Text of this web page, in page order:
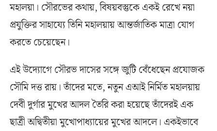
মহালয়া। সৌরভের কথায়, বিষয়বস্তুকে একই রেখে নয়া
প্রযুক্তির সাহায্যে তিনি মহালয়ায় আন্তর্জাতিক মাত্রা যোগ
করতে চেয়েছেন।
এই উদ্যোগে সৌরভ দাসের সঙ্গে জুটি বেঁধেছেন প্রযোজক
সৌমি দত্ত রায়। তাঁদের মতে, নতুন এআই নির্মিত মহালয়ায়
দেবী দুর্গার মুখের আদল তৈরি করা হয়েছে তাঁদেরই এক
ছাত্রী অদ্বিতীয়া মুখোপাধ্যায়ের মুখের আদলে। একইভাবে